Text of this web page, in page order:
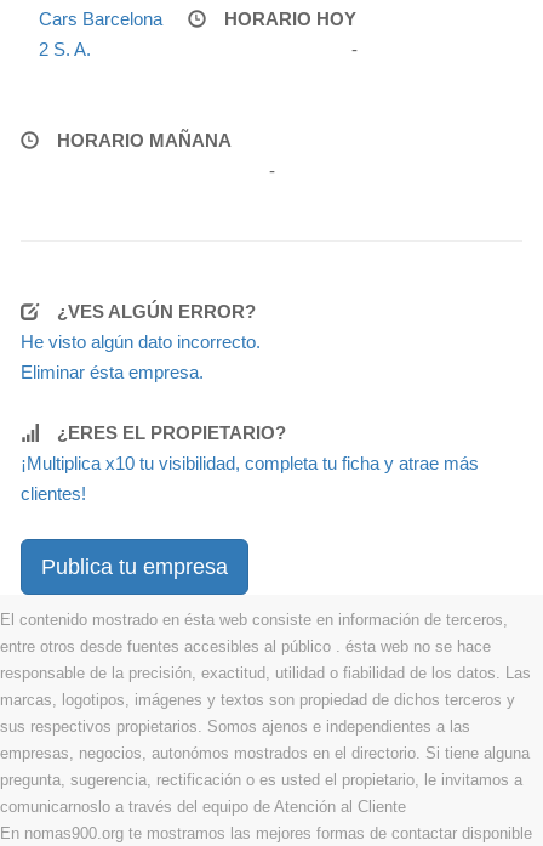
Cars Barcelona
2 S. A.
HORARIO HOY
-
HORARIO MAÑANA
-
¿VES ALGÚN ERROR?
He visto algún dato incorrecto.
Eliminar ésta empresa.
¿ERES EL PROPIETARIO?
¡Multiplica x10 tu visibilidad, completa tu ficha y atrae más
clientes!
Publica tu empresa
El contenido mostrado en ésta web consiste en información de terceros,
entre otros desde fuentes accesibles al público . ésta web no se hace
responsable de la precisión, exactitud, utilidad o fiabilidad de los datos. Las
marcas, logotipos, imágenes y textos son propiedad de dichos terceros y
sus respectivos propietarios. Somos ajenos e independientes a las
empresas, negocios, autonómos mostrados en el directorio. Si tiene alguna
pregunta, sugerencia, rectificación o es usted el propietario, le invitamos a
comunicarnoslo a través del equipo de Atención al Cliente
En nomas900.org te mostramos las mejores formas de contactar disponible